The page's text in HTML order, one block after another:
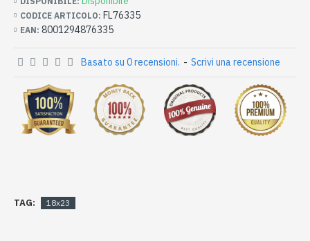
CODICE ARTICOLO: FL76335
EAN: 8001294876335
Basato su 0 recensioni. - Scrivi una recensione
TAG: 18x23